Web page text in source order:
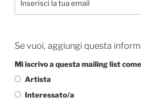
Se vuoi, aggiungi questa
Mi iscrivo a questa mailing list
Artista
Interessato/a